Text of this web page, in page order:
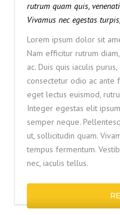
rutrum quam quis,
Vivamus nec egestas
Lorem ipsum dolor sit
Nam efficitur rutrum
ac. Duis quis iaculis
consectetur odio ac ante
eget lectus euismod,
Integer egestas elit
semper neque.
ut, sollicitudin quam.
tempus fermentum.
nec, iaculis tellus.